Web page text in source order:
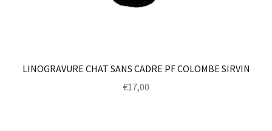
LINOGRAVURE CHAT SANS CADRE PF COLOMBE SIRVIN
€17,00